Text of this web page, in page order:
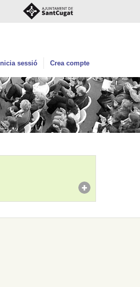
Inicia sessió Crea compte